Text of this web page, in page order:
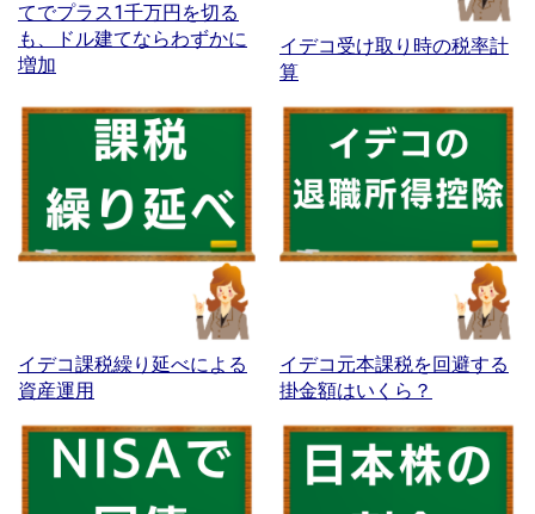
てでプラス1千万円を切る
も、ドル建てならわずかに
増加
イデコ受け取り時の税率計
算
イデコ課税繰り延べによる
資産運用
イデコ元本課税を回避する
掛金額はいくら？